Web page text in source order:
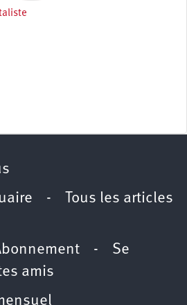
- Tous les articles
- Se
amis